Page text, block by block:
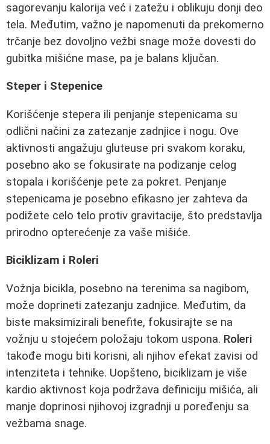
sagorevanju kalorija već i zatežu i oblikuju donji deo
tela. Međutim, važno je napomenuti da prekomerno
trčanje bez dovoljno vežbi snage može dovesti do
gubitka mišićne mase, pa je balans ključan.
Steper i Stepenice
Korišćenje stepera ili penjanje stepenicama su
odlični načini za zatezanje zadnjice i nogu. Ove
aktivnosti angažuju gluteuse pri svakom koraku,
posebno ako se fokusirate na podizanje celog
stopala i korišćenje pete za pokret. Penjanje
stepenicama je posebno efikasno jer zahteva da
podižete celo telo protiv gravitacije, što predstavlja
prirodno opterećenje za vaše mišiće.
Biciklizam i Roleri
Vožnja bicikla, posebno na terenima sa nagibom,
može doprineti zatezanju zadnjice. Međutim, da
biste maksimizirali benefite, fokusirajte se na
vožnju u stojećem položaju tokom uspona. Roleri
takođe mogu biti korisni, ali njihov efekat zavisi od
intenziteta i tehnike. Uopšteno, biciklizam je više
kardio aktivnost koja podržava definiciju mišića, ali
manje doprinosi njihovoj izgradnji u poređenju sa
vežbama snage.